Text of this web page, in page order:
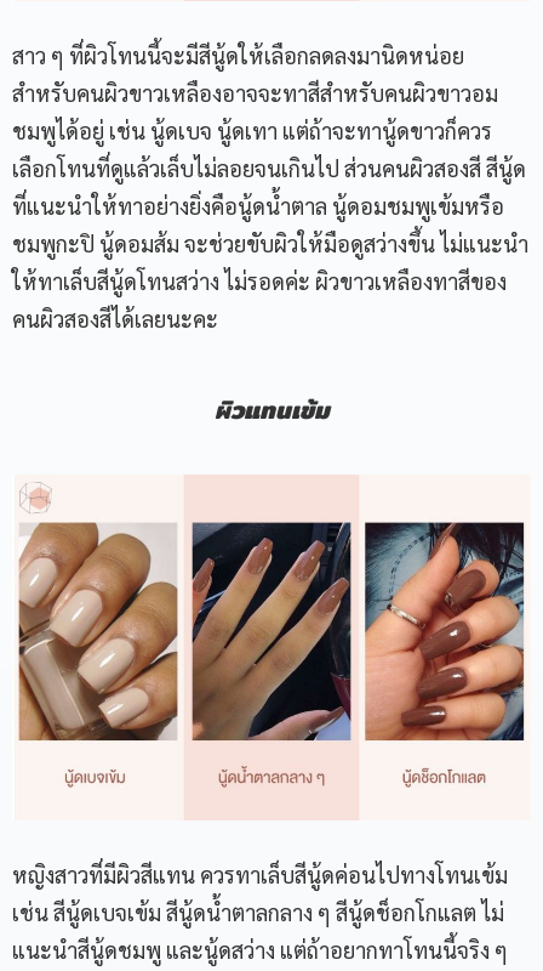
สาว ๆ ที่ผิวโทนนี้จะมีสีนู้ดให้เลือกลดลงมานิดหน่อย
สำหรับคนผิวขาวเหลืองอาจจะทาสีสำหรับคนผิวขาวอม
ชมพูได้อยู่ เช่น นู้ดเบจ นู้ดเทา แต่ถ้าจะทานู้ดขาวก็ควร
เลือกโทนที่ดูแล้วเล็บไม่ลอยจนเกินไป ส่วนคนผิวสองสี สีนู้ด
ที่แนะนำให้ทาอย่างยิ่งคือนู้ดน้ำตาล นู้ดอมชมพูเข้มหรือ
ชมพูกะปิ นู้ดอมส้ม จะช่วยขับผิวให้มือดูสว่างขึ้น ไม่แนะนำ
ให้ทาเล็บสีนู้ดโทนสว่าง ไม่รอดค่ะ ผิวขาวเหลืองทาสีของ
คนผิวสองสีได้เลยนะคะ
ผิวแทนเข้ม
หญิงสาวที่มีผิวสีแทน ควรทาเล็บสีนู้ดค่อนไปทางโทนเข้ม
เช่น สีนู้ดเบจเข้ม สีนู้ดน้ำตาลกลาง ๆ สีนู้ดช็อกโกแลต ไม่
แนะนำสีนู้ดชมพู และนู้ดสว่าง แต่ถ้าอยากทาโทนนี้จริง ๆ